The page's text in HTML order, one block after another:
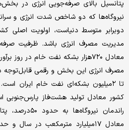
پتانسیل بالای صرفه‌‌‌جویی انرژی در
نیروگاه‌‌‌ها که دو شاخص شدت انرژی و
دوبرابر متوسط دنیاست، اولویت اصلی
مدیریت مصرف انرژی باشد. ظرفیت
تا ۲میلیون بشکه‌‌‌ای نفت خام ایران
کشور معادل تولید هشت‌فاز
راندمان
معادل ۱۷میلیارد مترمکعب در